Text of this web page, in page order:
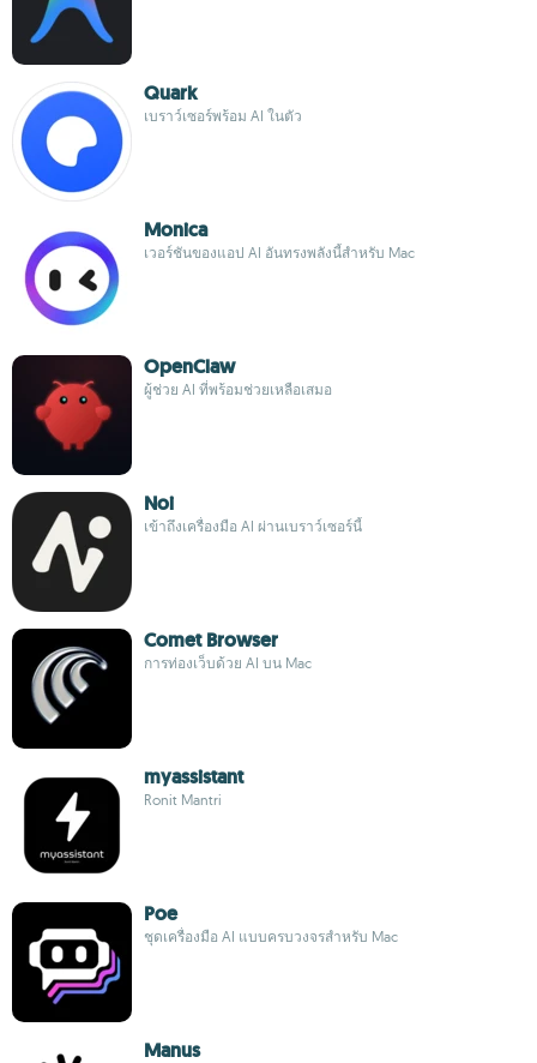
Quark
เบราว์เซอร์พร้อม AI ในตัว
Monica
เวอร์ชันของแอป AI อันทรงพลังนี้สำหรับ Mac
OpenClaw
ผู้ช่วย AI ที่พร้อมช่วยเหลือเสมอ
Noi
เข้าถึงเครื่องมือ AI ผ่านเบราว์เซอร์นี้
Comet Browser
การท่องเว็บด้วย AI บน Mac
myassistant
Ronit Mantri
Poe
ชุดเครื่องมือ AI แบบครบวงจรสำหรับ Mac
Manus